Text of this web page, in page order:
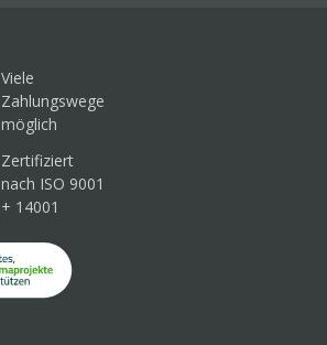
Viele
Zahlungswege
möglich
Zertifiziert
nach ISO 9001
+ 14001